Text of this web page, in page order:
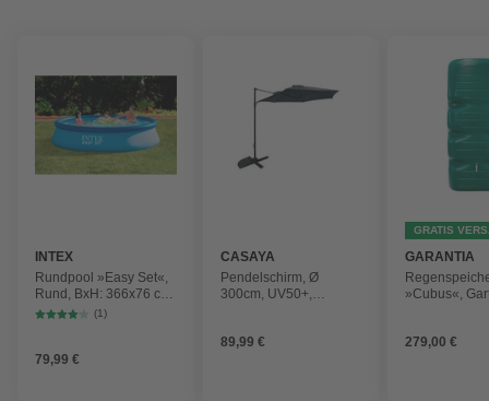
INTEX
Rundpool »Easy Set«,
Rund, BxH: 366x76 cm,
blau
(1)
79,99 €
CASAYA
Pendelschirm, Ø
300cm, UV50+,
89,99 €
GRATIS
GARANTIA
»Cubus«,
279,00 €